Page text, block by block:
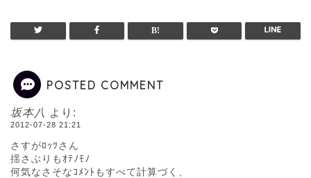
POSTED COMMENT
坂本八 より:
2012-07-28 21:21
さすがﾛｯﾂさん
揺さぶりもｵﾃﾉﾓﾉ
何気なさそなｺﾒﾝﾄもすべて計算づく、